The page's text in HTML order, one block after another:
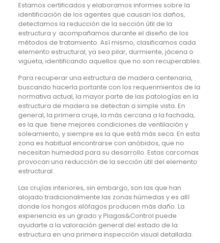
Estamos certificados y elaboramos informes sobre la
identificación de los agentes que causan los daños,
detectamos la reducción de la sección útil de la
estructura y acompañamos durante el diseño de los
métodos de tratamiento. Así mismo, clasificamos cada
elemento estructural, ya sea pilar, durmiente, jácena o
vigueta, identificando aquellos que no son recuperables.
Para recuperar una estructura de madera centenaria,
buscando hacerla portante con los requerimientos de la
normativa actual, la mayor parte de las patologías en la
estructura de madera se detectan a simple vista. En
general, la primera cruje, la más cercana a la fachada,
es la que tiene mejores condiciones de ventilación y
soleamiento, y siempre es la que está más seca. En esta
zona es habitual encontrarse con anóbidos, que no
necesitan humedad para su desarrollo. Estas carcomas
provocan una reducción de la sección útil del elemento
estructural.
Las crujías interiores, sin embargo, son las que han
alojado tradicionalmente las zonas húmedas y es allí
donde los hongos xilófagos producen más daño. La
experiencia es un grado y Plagas&Control puede
ayudarte a la valoración general del estado de la
estructura en una primera inspección visual detallada.